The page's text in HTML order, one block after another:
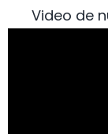
Video de